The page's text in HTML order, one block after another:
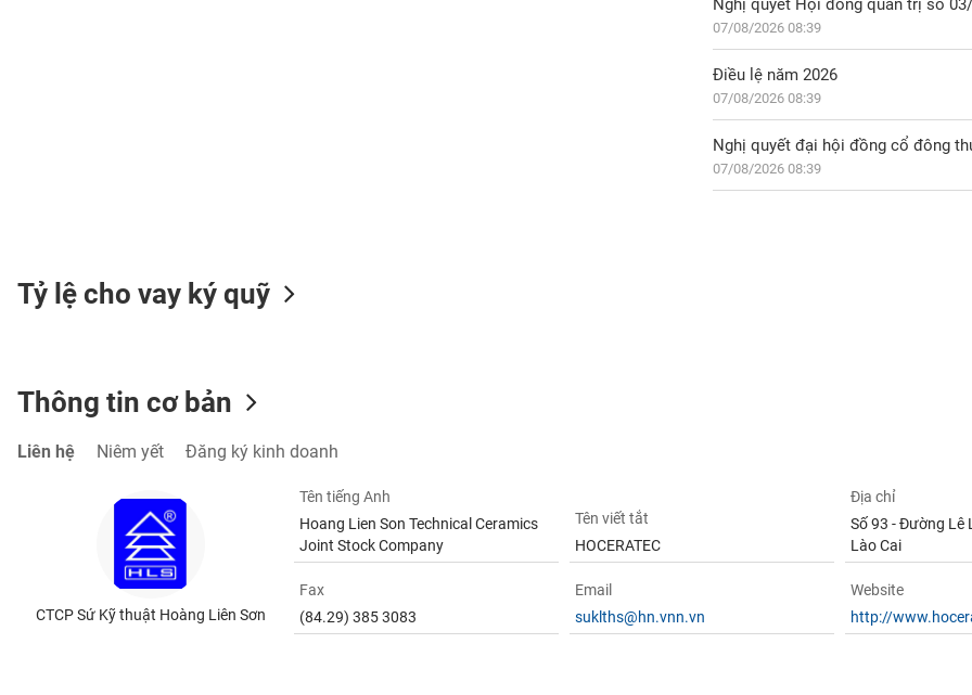
07/08/2026 08:39
Điều lệ năm 2026
07/08/2026 08:39
Nghị quyết đại hội đồng cổ đông
07/08/2026 08:39
Tỷ lệ cho vay ký quỹ
Thông tin cơ bản
Liên hệ Niêm yết Đăng ký kinh doanh
CTCP Sứ Kỹ thuật Hoàng Liên Sơn
Tên tiếng Anh
Hoang Lien Son Technical Ceramics
Joint Stock Company
Tên viết tắt
HOCERATEC
Địa chỉ
Số 93 - Đường Lê
Lào Cai
Fax
(84.29) 385 3083
Email
suklths@hn.vnn.vn
Website
http://
CHÍNH